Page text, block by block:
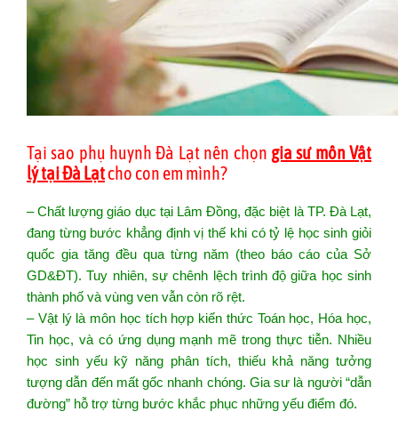
Tại sao phụ huynh Đà Lạt nên chọn gia sư môn Vật
lý tại Đà Lạtcho con em mình?
– Chất lượng giáo dục tại Lâm Đồng, đặc biệt là TP. Đà Lạt,
đang từng bước khẳng định vị thế khi có tỷ lệ học sinh giỏi
quốc gia tăng đều qua từng năm (theo báo cáo của Sở
GD&ĐT). Tuy nhiên, sự chênh lệch trình độ giữa học sinh
thành phố và vùng ven vẫn còn rõ rệt.
– Vật lý là môn học tích hợp kiến thức Toán học, Hóa học,
Tin học, và có ứng dụng mạnh mẽ trong thực tiễn. Nhiều
học sinh yếu kỹ năng phân tích, thiếu khả năng tưởng
tượng dẫn đến mất gốc nhanh chóng. Gia sư là người “dẫn
đường” hỗ trợ từng bước khắc phục những yếu điểm đó.